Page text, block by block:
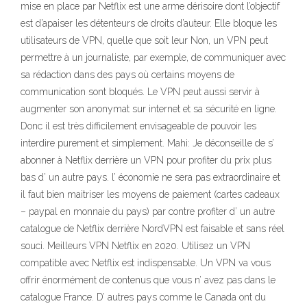
mise en place par Netflix est une arme dérisoire dont l’objectif
est d’apaiser les détenteurs de droits d’auteur. Elle bloque les
utilisateurs de VPN, quelle que soit leur Non, un VPN peut
permettre à un journaliste, par exemple, de communiquer avec
sa rédaction dans des pays où certains moyens de
communication sont bloqués. Le VPN peut aussi servir à
augmenter son anonymat sur internet et sa sécurité en ligne.
Donc il est très difficilement envisageable de pouvoir les
interdire purement et simplement. Mahi: Je déconseille de s’
abonner à Netflix derrière un VPN pour profiter du prix plus
bas d’ un autre pays. l’ économie ne sera pas extraordinaire et
il faut bien maitriser les moyens de paiement (cartes cadeaux
– paypal en monnaie du pays) par contre profiter d’ un autre
catalogue de Netflix derrière NordVPN est faisable et sans réel
souci. Meilleurs VPN Netflix en 2020. Utilisez un VPN
compatible avec Netflix est indispensable. Un VPN va vous
offrir énormément de contenus que vous n’ avez pas dans le
catalogue France. D’ autres pays comme le Canada ont du